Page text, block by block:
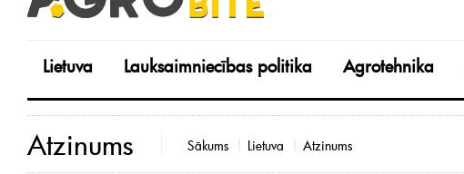
Lietuva Lauksaimniecības politika Agrotehnika
Atzinums Sākums Lietuva Atzinums